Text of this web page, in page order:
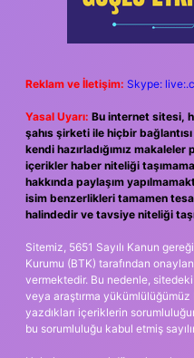
Reklam ve İletişim: Skype:
Yasal Uyarı: Bu internet sitesi,
şahıs şirketi ile hiçbir
kendi hazırladığımız
içerikler haber niteliği
hakkında paylaşım
isim benzerlikleri tamamen
halindedir ve tavsiye niteliği
Sitemiz, 5651 Sayılı Kanun
Kurumu (BTK) tarafından
vermektedir. Bu nedenle,
veya araştırma
yazdıkları içeriklerin
bu sorumluluğu kabul etmiş